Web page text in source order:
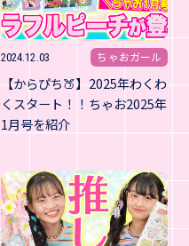
2024.12.03 ちゃおガール
【からぴち🍑】2025年わくわ
くスタート！！ちゃお2025年
1月号を紹介